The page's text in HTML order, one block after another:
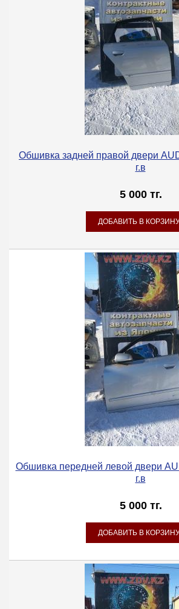
Обшивка задней правой двери
г.в
5 000 тг.
Обшивка передней левой двери
г.в
5 000 тг.